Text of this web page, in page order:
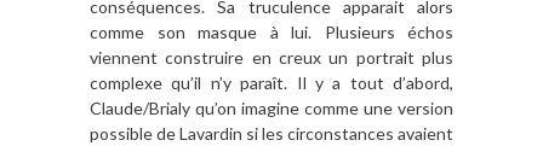
conséquences. Sa truculence apparait alors
comme son masque à lui. Plusieurs échos
viennent construire en creux un portrait plus
complexe qu’il n’y paraît. Il y a tout d’abord,
Claude/Brialy qu’on imagine comme une version
possible de Lavardin si les circonstances avaient